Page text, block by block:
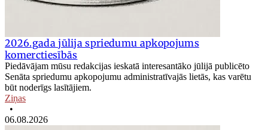
2026.gada jūlija spriedumu apkopojums
komerctiesībās
Piedāvājam mūsu redakcijas ieskatā interesantāko jūlijā publicēto
Senāta spriedumu apkopojumu administratīvajās lietās, kas varētu
būt noderīgs lasītājiem.
Ziņas
•
06.08.2026